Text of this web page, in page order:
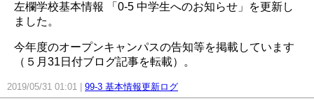
左欄学校基本情報 「0-5 中学生へのお知らせ」を更新し
ました。
今年度のオープンキャンパスの告知等を掲載しています
（５月31日付ブログ記事を転載）。
2019/05/31 01:01 99-3 基本情報更新ログ